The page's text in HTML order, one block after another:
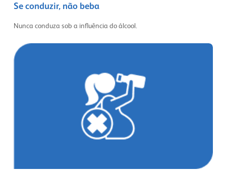
Se conduzir, não beba
Nunca conduza sob a influência do álcool.